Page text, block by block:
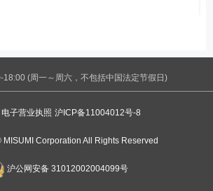
18:00 (周一～周六，不包括中国法定节假日)
电子营业执照 沪ICP备11004012号-8
Corporation All Rights Reserved
沪公网安备 31012002004099号